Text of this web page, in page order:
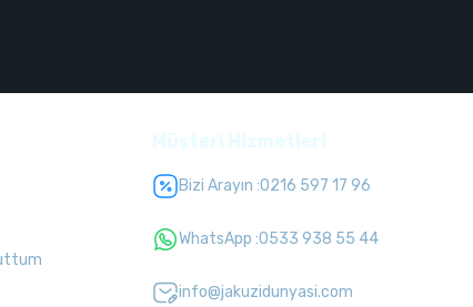
Bizi Arayın :0216 597 17 96
WhatsApp :0533 938 55 44
info@jakuzidunyasi.com